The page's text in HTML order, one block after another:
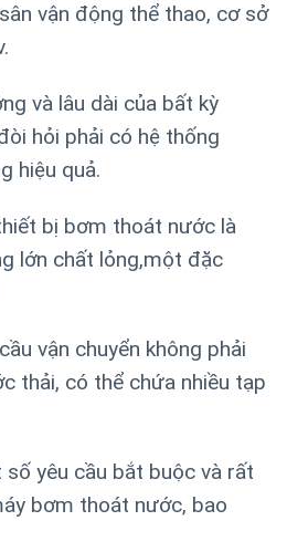
vận động thể thao, cơ sở
và lâu dài của bất kỳ
hỏi phải có hệ thống
hiệu quả.
bị bơm thoát nước là
lớn chất lỏng,một đặc
vận chuyển không phải
thải, có thể chứa nhiều tạp
yêu cầu bắt buộc và rất
bơm thoát nước, bao